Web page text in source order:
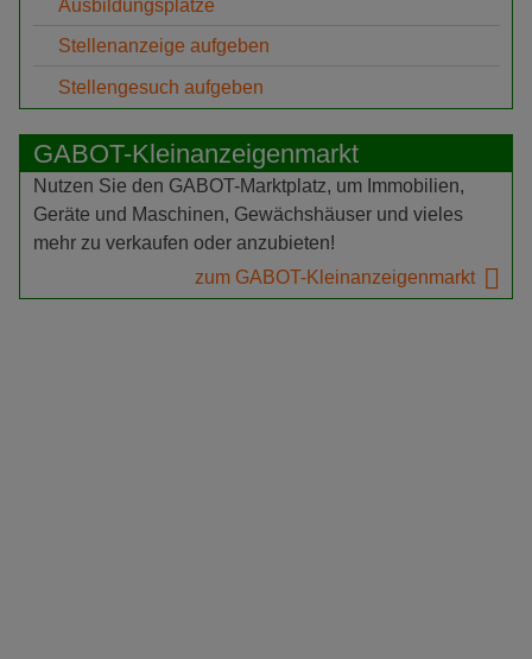
Ausbildungsplätze
Stellenanzeige aufgeben
Stellengesuch aufgeben
GABOT-Kleinanzeigenmarkt
Nutzen Sie den GABOT-Marktplatz, um Immobilien,
Geräte und Maschinen, Gewächshäuser und vieles
mehr zu verkaufen oder anzubieten!
zum GABOT-Kleinanzeigenmarkt